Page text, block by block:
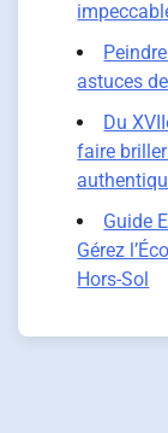
astuces
Du
faire
Guide
Gérez
Hors-Sol